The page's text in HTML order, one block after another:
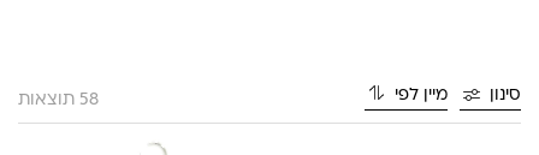
סינון מיין לפי 58 תוצאות